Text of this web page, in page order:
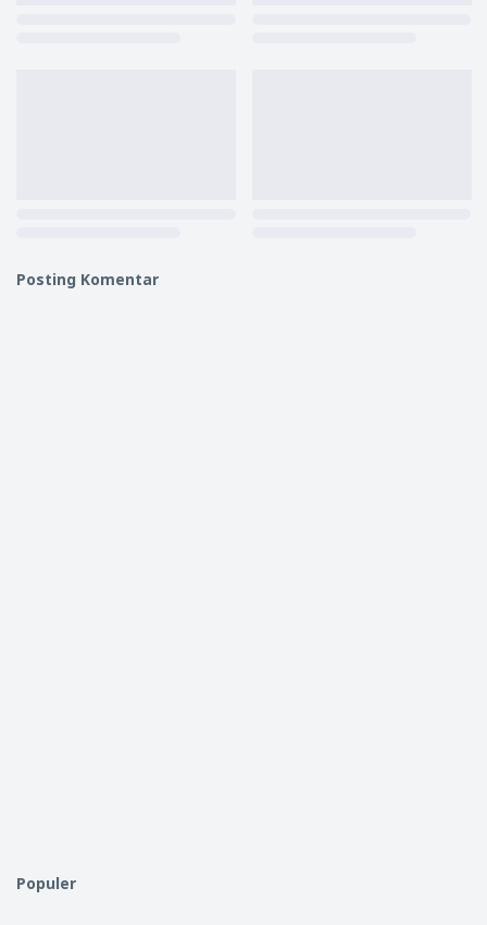
Posting Komentar
Populer